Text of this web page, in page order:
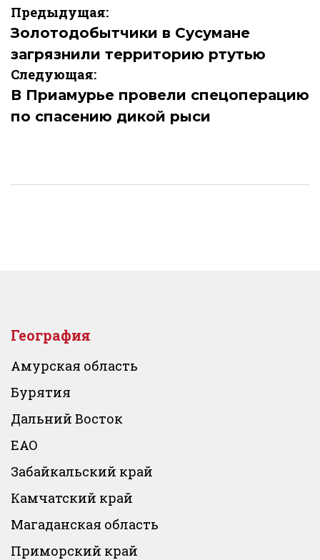
Навигация
по
записям
Предыдущая:
Золотодобытчики в Сусумане
загрязнили территорию ртутью
Следующая:
В Приамурье провели спецоперацию
по спасению дикой рыси
География
Амурская область
Бурятия
Дальний Восток
ЕАО
Забайкальский край
Камчатский край
Магаданская область
Приморский край